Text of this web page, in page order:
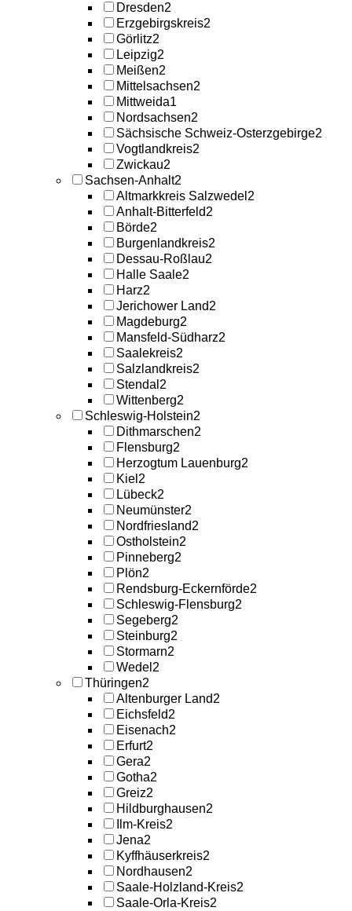
Dresden2
Erzgebirgskreis2
Görlitz2
Leipzig2
Meißen2
Mittelsachsen2
Mittweida1
Nordsachsen2
Sächsische Schweiz-Osterzgebirge2
Vogtlandkreis2
Zwickau2
Sachsen-Anhalt2
Altmarkkreis Salzwedel 2
Anhalt-Bitterfeld2
Börde2
Burgenlandkreis2
Dessau-Roßlau2
Halle Saale2
Harz2
Jerichower Land2
Magdeburg2
Mansfeld-Südharz2
Saalekreis2
Salzlandkreis2
Stendal 2
Wittenberg2
Schleswig-Holstein2
Dithmarschen2
Flensburg2
Herzogtum Lauenburg2
Kiel 2
Lübeck2
Neumünster2
Nordfriesland2
Ostholstein2
Pinneberg2
Plön2
Rendsburg-Eckernförde2
Schleswig-Flensburg2
Segeberg2
Steinburg2
Stormarn2
Wedel 2
Thüringen2
Altenburger Land2
Eichsfeld2
Eisenach2
Erfurt2
Gera2
Gotha2
Greiz2
Hildburghausen2
Ilm-Kreis2
Jena2
Kyffhäuserkreis2
Nordhausen2
Saale-Holzland-Kreis2
Saale-Orla-Kreis2